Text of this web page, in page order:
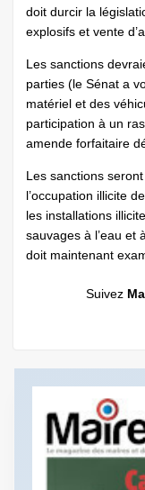
doit durcir la
explosifs et vente
Les sanctions
parties (le Sénat a
matériel et des
participation à un
amende forfaitaire
Les sanctions
l’occupation illicite
les installations
sauvages à l’eau et
doit maintenant
Suivez